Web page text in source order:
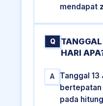
mendapat
Q
HARI
A
Tanggal
bertepatan
pada